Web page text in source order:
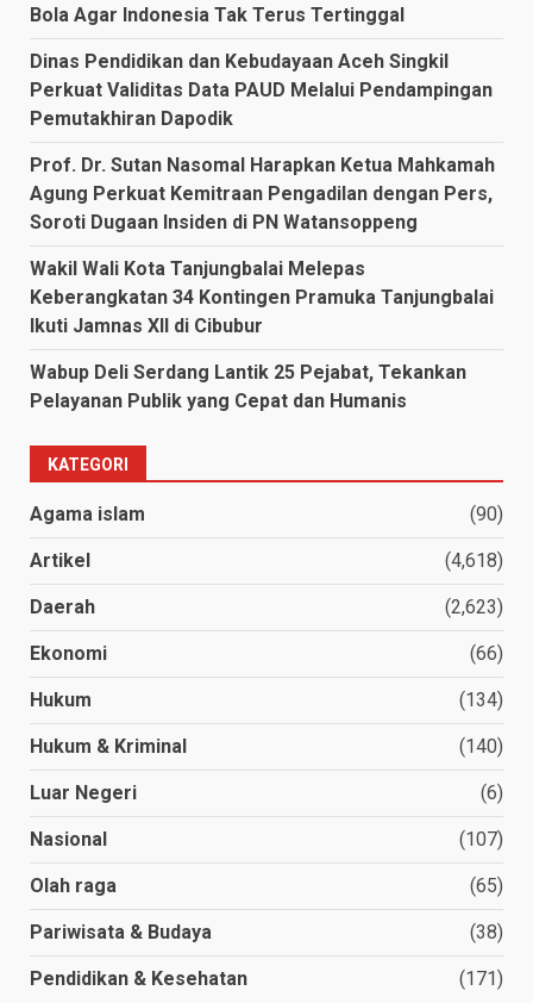
Bola Agar Indonesia Tak Terus Tertinggal
Dinas Pendidikan dan Kebudayaan Aceh Singkil
Perkuat Validitas Data PAUD Melalui Pendampingan
Pemutakhiran Dapodik
Prof. Dr. Sutan Nasomal Harapkan Ketua Mahkamah
Agung Perkuat Kemitraan Pengadilan dengan Pers,
Soroti Dugaan Insiden di PN Watansoppeng
Wakil Wali Kota Tanjungbalai Melepas
Keberangkatan 34 Kontingen Pramuka Tanjungbalai
Ikuti Jamnas XII di Cibubur
Wabup Deli Serdang Lantik 25 Pejabat, Tekankan
Pelayanan Publik yang Cepat dan Humanis
KATEGORI
Agama islam (90)
Artikel (4,618)
Daerah (2,623)
Ekonomi (66)
Hukum (134)
Hukum & Kriminal (140)
Luar Negeri (6)
Nasional (107)
Olah raga (65)
Pariwisata & Budaya (38)
Pendidikan & Kesehatan
(171)